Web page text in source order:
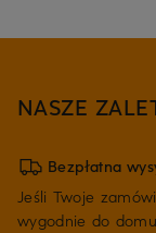
NASZE
Bezpłatna
Jeśli Twoje
wygodnie do